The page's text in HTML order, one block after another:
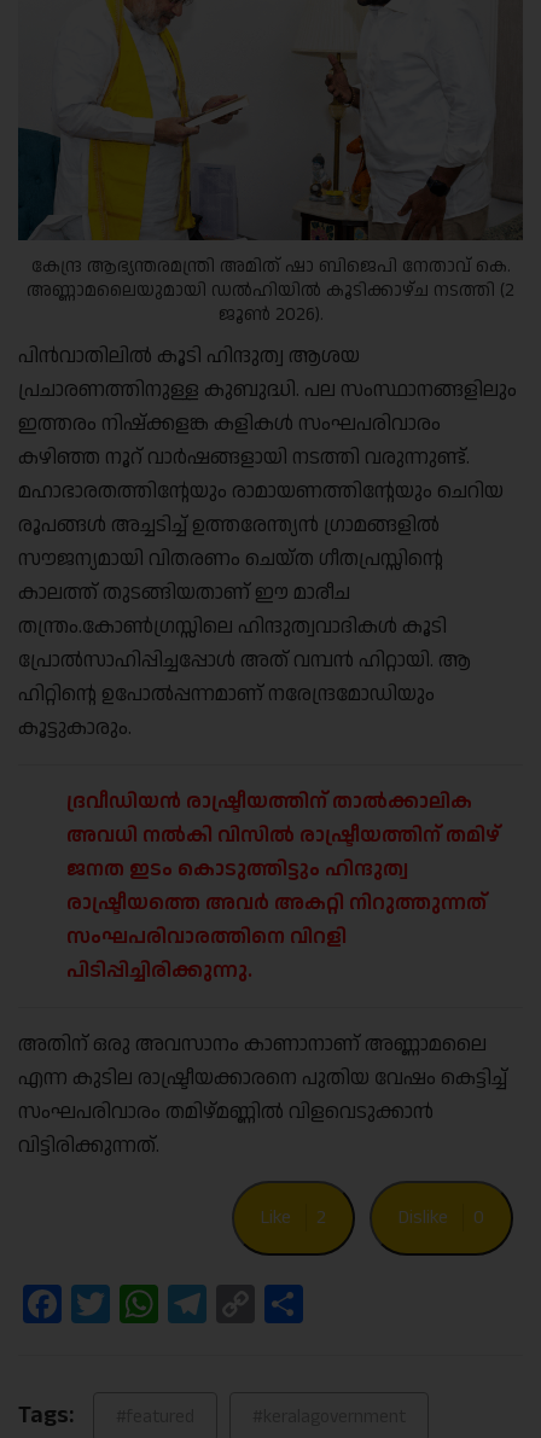
കേന്ദ്ര ആഭ്യന്തരമന്ത്രി അമിത് ഷാ ബിജെപി നേതാവ് കെ.
അണ്ണാമലൈയുമായി ഡൽഹിയിൽ കൂടിക്കാഴ്ച നടത്തി (2
ജൂൺ 2026).
പിൻവാതിലിൽ കൂടി ഹിന്ദുത്വ ആശയ
പ്രചാരണത്തിനുള്ള കുബുദ്ധി. പല സംസ്ഥാനങ്ങളിലും
ഇത്തരം നിഷ്ക്കളങ്ക കളികൾ സംഘപരിവാരം
കഴിഞ്ഞ നൂറ് വാർഷങ്ങളായി നടത്തി വരുന്നുണ്ട്.
മഹാഭാരതത്തിന്റേയും രാമായണത്തിന്റേയും ചെറിയ
രൂപങ്ങൾ അച്ചടിച്ച് ഉത്തരേന്ത്യൻ ഗ്രാമങ്ങളിൽ
സൗജന്യമായി വിതരണം ചെയ്ത ഗീതപ്രസ്സിന്റെ
കാലത്ത് തുടങ്ങിയതാണ് ഈ മാരീച
തന്ത്രം.കോൺഗ്രസ്സിലെ ഹിന്ദുത്വവാദികൾ കൂടി
പ്രോൽസാഹിപ്പിച്ചപ്പോൾ അത് വമ്പൻ ഹിറ്റായി. ആ
ഹിറ്റിന്റെ ഉപോൽപ്പന്നമാണ് നരേന്ദ്രമോഡിയും
കൂട്ടുകാരും.
ദ്രവീഡിയൻ രാഷ്ട്രീയത്തിന് താൽക്കാലിക
അവധി നൽകി വിസിൽ രാഷ്ട്രീയത്തിന് തമിഴ്
ജനത ഇടം കൊടുത്തിട്ടും ഹിന്ദുത്വ
രാഷ്ട്രീയത്തെ അവർ അകറ്റി നിറുത്തുന്നത്
സംഘപരിവാരത്തിനെ വിറളി
പിടിപ്പിച്ചിരിക്കുന്നു.
അതിന് ഒരു അവസാനം കാണാനാണ് അണ്ണാമലൈ
എന്ന കുടില രാഷ്ട്രീയക്കാരനെ പുതിയ വേഷം കെട്ടിച്ച്
സംഘപരിവാരം തമിഴ്മണ്ണിൽ വിളവെടുക്കാൻ
വിട്ടിരിക്കുന്നത്.
Like 2 Dislike 0
Facebook
Twitter
WhatsApp
Telegram
Copy
Link
Tags: